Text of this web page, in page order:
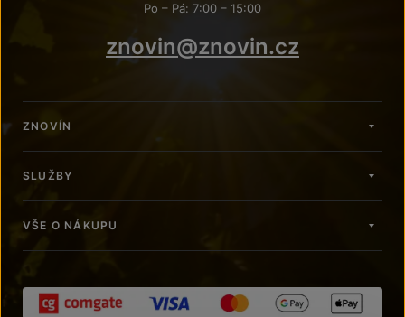
Po – Pá: 7:00 – 15:00
znovin@znovin.cz
ZNOVÍN
SLUŽBY
VŠE O NÁKUPU